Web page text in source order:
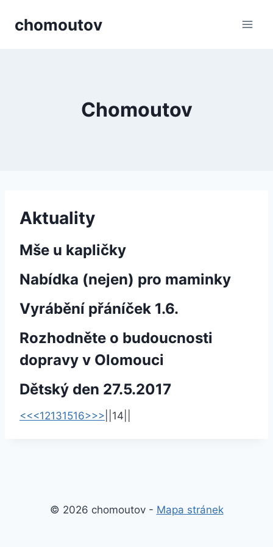
chomoutov
Chomoutov
Aktuality
Mše u kapličky
Nabídka (nejen) pro maminky
Vyrábění přáníček 1.6.
Rozhodněte o budoucnosti
dopravy v Olomouci
Dětský den 27.5.2017
<<<12131516>>> 14
© 2026 chomoutov - Mapa stránek